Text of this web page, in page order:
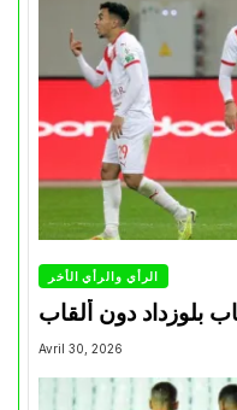
الرأي والرأي الأخر
بلوزداد دون ألقاب
Avril 30, 2026